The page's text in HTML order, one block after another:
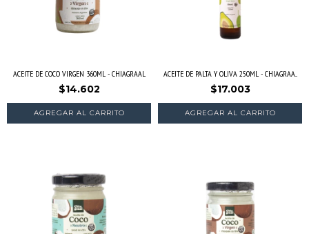
ACEITE DE COCO VIRGEN 360ML - CHIAGRAAL
$14.602
ACEITE DE PALTA Y OLIVA 250ML - CHIAGRAA...
$17.003